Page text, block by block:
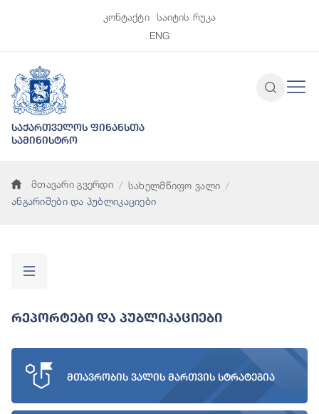
კონტაქტი
საიტის რუკა
ENG
საქართველოს ფინანსთა
სამინისტრო
მთავარი გვერდი
სახელმწიფო ვალი
ანგარიშები და პუბლიკაციები
Რეპორტები Და Პუბლიკაციები
მთავრობის ვალის მართვის სტრატეგია